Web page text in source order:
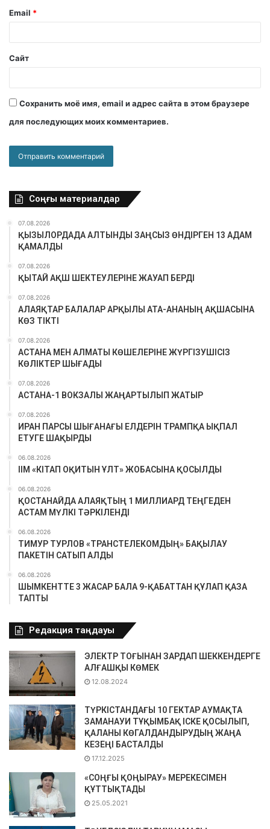
Email *
Сайт
Сохранить моё имя, email и адрес сайта в этом браузере
для последующих моих комментариев.
Соңғы материалдар
07.08.2026
ҚЫЗЫЛОРДАДА АЛТЫНДЫ ЗАҢСЫЗ ӨНДІРГЕН 13 АДАМ
ҚАМАЛДЫ
07.08.2026
ҚЫТАЙ АҚШ ШЕКТЕУЛЕРІНЕ ЖАУАП БЕРДІ
07.08.2026
АЛАЯҚТАР БАЛАЛАР АРҚЫЛЫ АТА-АНАНЫҢ АҚШАСЫНА
КӨЗ ТІКТІ
07.08.2026
АСТАНА МЕН АЛМАТЫ КӨШЕЛЕРІНЕ ЖҮРГІЗУШІСІЗ
КӨЛІКТЕР ШЫҒАДЫ
07.08.2026
АСТАНА-1 ВОКЗАЛЫ ЖАҢАРТЫЛЫП ЖАТЫР
07.08.2026
ИРАН ПАРСЫ ШЫҒАНАҒЫ ЕЛДЕРІН ТРАМПҚА ЫҚПАЛ
ЕТУГЕ ШАҚЫРДЫ
06.08.2026
ІІМ «КІТАП ОҚИТЫН ҰЛТ» ЖОБАСЫНА ҚОСЫЛДЫ
06.08.2026
ҚОСТАНАЙДА АЛАЯҚТЫҢ 1 МИЛЛИАРД ТЕҢГЕДЕН
АСТАМ МҮЛКІ ТӘРКІЛЕНДІ
06.08.2026
ТИМУР ТУРЛОВ «ТРАНСТЕЛЕКОМДЫҢ» БАҚЫЛАУ
ПАКЕТІН САТЫП АЛДЫ
06.08.2026
ШЫМКЕНТТЕ 3 ЖАСАР БАЛА 9-ҚАБАТТАН ҚҰЛАП ҚАЗА
ТАПТЫ
Редакция таңдауы
ЭЛЕКТР ТОҒЫНАН ЗАРДАП ШЕККЕНДЕРГЕ
АЛҒАШҚЫ КӨМЕК
12.08.2024
ТҮРКІСТАНДАҒЫ 10 ГЕКТАР АУМАҚТА
ЗАМАНАУИ ТҰҚЫМБАҚ ІСКЕ ҚОСЫЛЫП,
ҚАЛАНЫ КӨГАЛДАНДЫРУДЫҢ ЖАҢА
КЕЗЕҢІ БАСТАЛДЫ
17.12.2025
«СОҢҒЫ ҚОҢЫРАУ» МЕРЕКЕСІМЕН
ҚҰТТЫҚТАДЫ
25.05.2021